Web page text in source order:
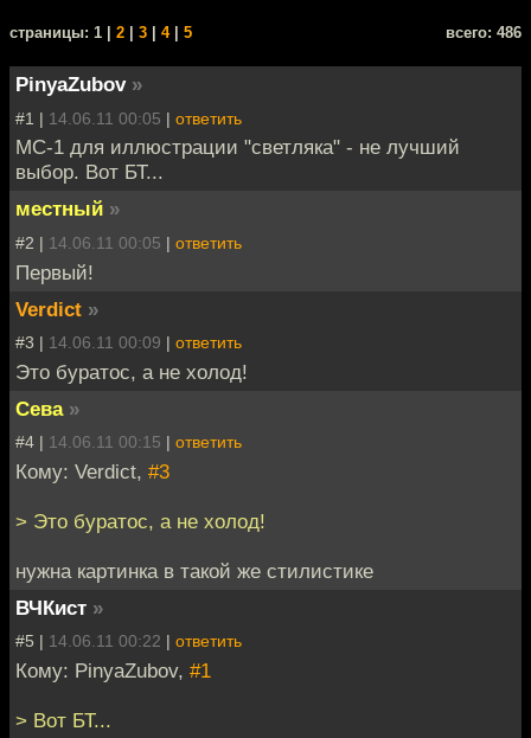
cтраницы: 1 | 2 3 4| 5 всего: 486
PinyaZubov »
#1 | 14.06.11 00:05 | ответить
МС-1 для иллюстрации "светляка" - не лучший
выбор. Вот БТ...
местный »
#2 | 14.06.11 00:05 | ответить
Первый!
Verdict »
#3 | 14.06.11 00:09 | ответить
Это буратос, а не холод!
Сева »
#4 | 14.06.11 00:15 | ответить
Кому: Verdict, #3
> Это буратос, а не холод!
нужна картинка в такой же стилистике
ВЧКист »
#5 | 14.06.11 00:22 | ответить
Кому: PinyaZubov, #1
> Вот БТ...